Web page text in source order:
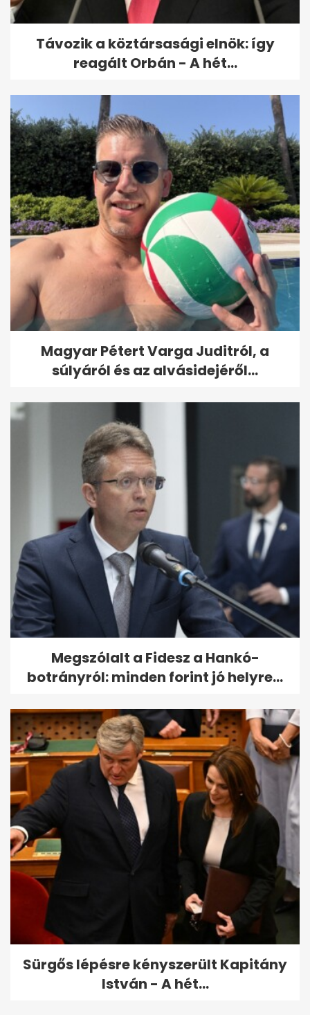
Távozik a köztársasági elnök: így
reagált Orbán - A hét...
Magyar Pétert Varga Juditról, a
súlyáról és az alvásidejéről...
Megszólalt a Fidesz a Hankó-
botrányról: minden forint jó helyre...
Sürgős lépésre kényszerült Kapitány
István - A hét...